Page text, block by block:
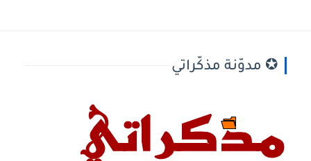
✪ مدوّنة مذكّراتي